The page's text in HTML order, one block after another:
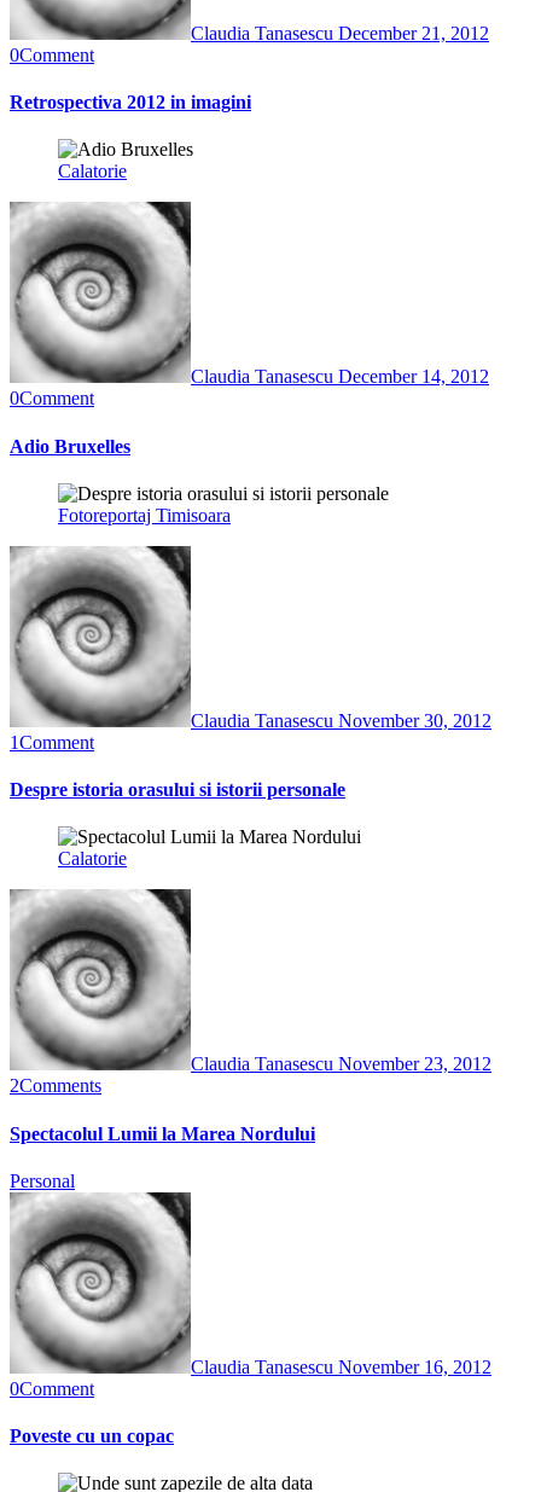
Claudia Tanasescu December 21, 2012
0Comment
Retrospectiva 2012 in imagini
Calatorie
Claudia Tanasescu December 14, 2012
0Comment
Adio Bruxelles
Fotoreportaj Timisoara
Claudia Tanasescu November 30, 2012
1Comment
Despre istoria orasului si istorii personale
Calatorie
Claudia Tanasescu November 23, 2012
2Comments
Spectacolul Lumii la Marea Nordului
Personal
Claudia Tanasescu November 16, 2012
0Comment
Poveste cu un copac